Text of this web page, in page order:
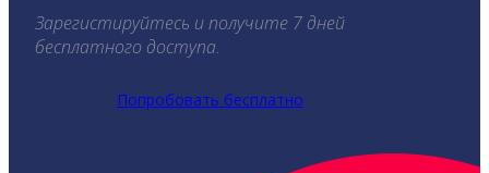
Зарегистируйтесь и получите 7 дней
бесплатного доступа.
Попробовать бесплатно